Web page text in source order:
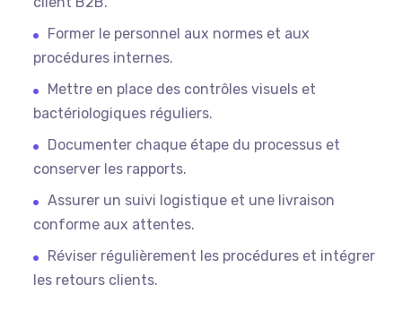
Former le personnel aux normes et aux
procédures internes.
Mettre en place des contrôles visuels et
bactériologiques réguliers.
Documenter chaque étape du processus et
conserver les rapports.
Assurer un suivi logistique et une livraison
conforme aux attentes.
Réviser régulièrement les procédures et intégrer
les retours clients.